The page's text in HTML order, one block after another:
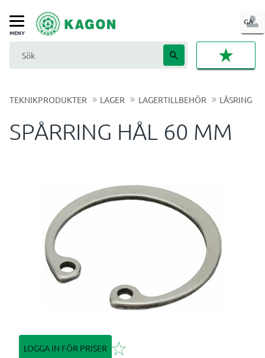
Meny
GA
IN
TEKNIKPRODUKTER LAGER LAGERTILLBEHÖR LÅSRING
SPÅRRING HÅL 60 MM
LOGGA IN FÖR PRISER Lägg till i favoriter